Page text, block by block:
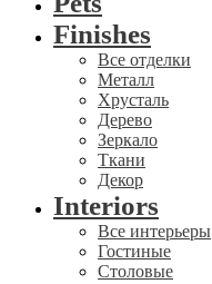
Finishes
Все отделки
Металл
Хрусталь
Дерево
Зеркало
Ткани
Декор
Interiors
Все интерьеры
Гостиные
Столовые